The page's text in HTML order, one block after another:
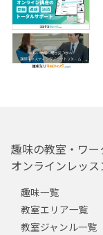
趣味の教室・ワー
オンラインレッ
趣味一覧
教室エリア一覧
教室ジャンル一覧